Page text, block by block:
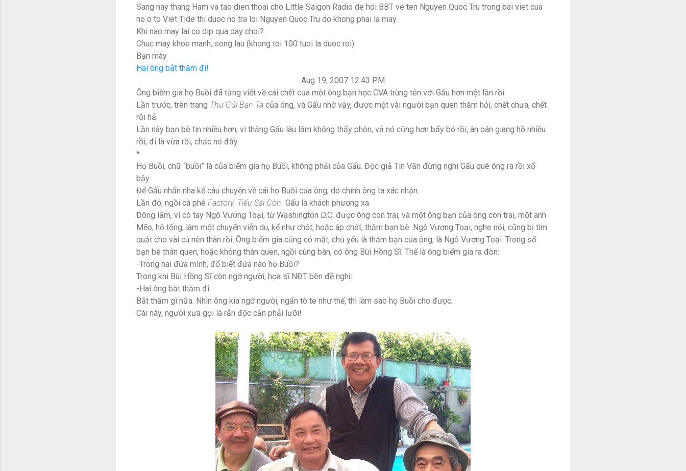
Sang nay thang Ham va tao dien thoai cho Little Saigon Radio de hoi BBT ve ten Nguyen Quoc Tru trong bai viet cua
no o to Viet Tide thi duoc no tra loi Nguyen Quoc Tru do khong phai la may.
Khi nao may lai co dip qua day choi?
Chuc may khoe manh, song lau (khong toi 100 tuoi la duoc roi).
Bạn mày
Hai ông bắt thăm đi!
Aug 19, 2007 12:43 PM
Ông biếm gia họ Buồi đã từng viết về cái chết của một ông bạn học CVA trùng tên với Gấu hơn một lần rồi.
Lần trước, trên trang Thư Gửi Bạn Ta của ông, và Gấu nhờ vậy, được một vài người bạn quen thăm hỏi, chết chưa, chết
rồi hả.
Lần này bạn bè tin nhiều hơn, vì thằng Gấu lâu lắm không thấy phôn, vả nó cũng hơn bẩy bó rồi, ân oán giang hồ nhiều
rồi, đi là vừa rồi, chắc nó đấy.
*
Họ Buồi, chữ “buồi” là của biếm gia họ Buồi, không phải của Gấu. Độc giả Tin Văn đừng nghi Gấu quê ông ra rồi xổ
bậy.
Để Gấu nhẩn nha kể câu chuyện về cái họ Buồi của ông, do chính ông ta xác nhận.
Lần đó, ngồi cà phê Factory. Tiểu Sài Gòn. Gấu là khách phương xa.
Đông lắm, vì có tay Ngô Vương Toại, từ Washington D.C. được ông con trai, và một ông bạn của ông con trai, một anh
Mẽo, hộ tống, làm một chuyến viễn du, kể như chót, hoặc áp chót, thăm bạn bè. Ngô Vương Toại, nghe nói, cũng bị tim
quật cho vài cú nên thân rồi. Ông biếm gia cũng có mặt, chủ yếu là thăm bạn của ông, là Ngô Vương Toại. Trong số
bạn bè thân quen, hoặc không thân quen, ngồi cùng bàn, có ông Bùi Hồng Sĩ. Thế là ông biếm gia ra đòn:
-Trong hai đứa mình, đố biết đứa nào họ Buồi?
Trong khi Bùi Hồng Sĩ còn ngớ người, họa sĩ NĐT bèn đề nghị:
-Hai ông bắt thăm đi.
Bắt thăm gì nữa. Nhìn ông kia ngớ người, ngẩn tò te như thế, thì làm sao họ Buồi cho được.
Cái này, người xưa gọi là rắn độc cắn phải lưỡi!